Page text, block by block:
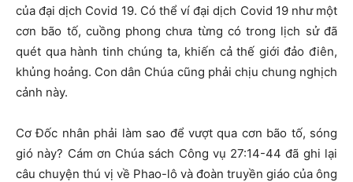
của đại dịch Covid 19. Có thể ví đại dịch Covid 19 như một
cơn bão tố, cuồng phong chưa từng có trong lịch sử đã
quét qua hành tinh chúng ta, khiến cả thế giới đảo điên,
khủng hoảng. Con dân Chúa cũng phải chịu chung nghịch
cảnh này.
Cơ Đốc nhân phải làm sao để vượt qua cơn bão tố, sóng
gió này? Cám ơn Chúa sách Công vụ 27:14-44 đã ghi lại
câu chuyện thú vị về Phao-lô và đoàn truyền giáo của ông